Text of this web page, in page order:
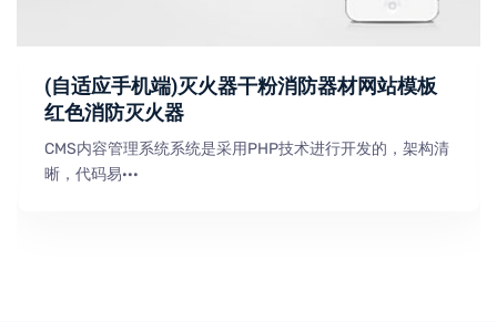
(自适应手机端)灭火器干粉消防器材网站模板
红色消防灭火器
CMS内容管理系统系统是采用PHP技术进行开发的，架构清
晰，代码易···